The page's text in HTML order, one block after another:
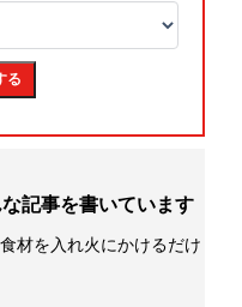
記事を書いています
材を入れ火にかけるだけ